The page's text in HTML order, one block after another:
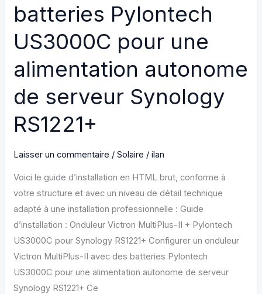
SUN2000
de
batteries
Pylontech
Force
pour
alimentation
redondante
d’un
NAS
Synology
RS3621xs+
avec
gestion
domotique
batteries Pylontech
US3000C pour une
alimentation autonome
de serveur Synology
RS1221+
Laisser un commentaire /Solaire /ilan
Voici le guide d’installation en HTML brut, conforme à
votre structure et avec un niveau de détail technique
adapté à une installation professionnelle : Guide
d’installation : Onduleur Victron MultiPlus-II + Pylontech
US3000C pour Synology RS1221+ Configurer un onduleur
Victron MultiPlus-II avec des batteries Pylontech
US3000C pour une alimentation autonome de serveur
Synology RS1221+ Ce